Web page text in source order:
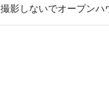
撮影しないでオープンハ